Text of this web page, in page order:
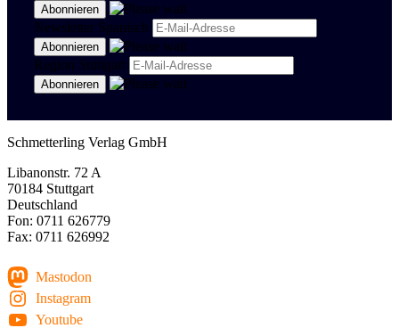
Newsletter Spanisch
Region Stuttgart
Schmetterling Verlag GmbH
Libanonstr. 72 A
70184 Stuttgart
Deutschland
Fon: 0711 626779
Fax: 0711 626992
Mastodon
Instagram
Youtube